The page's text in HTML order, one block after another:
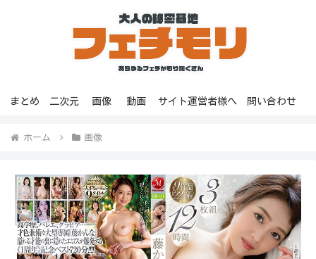
まとめ 二次元 画像 動画 サイト運営者様へ 問い合わせ
ホーム 画像